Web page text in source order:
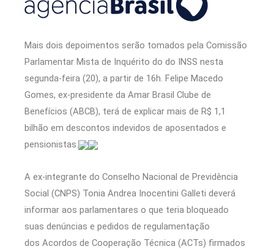
Mais dois depoimentos serão tomados pela Comissão
Parlamentar Mista de Inquérito do do INSS nesta
segunda-feira (20), a partir de 16h. Felipe Macedo
Gomes, ex-presidente da Amar Brasil Clube de
Benefícios (ABCB), terá de explicar mais de R$ 1,1
bilhão em descontos indevidos de aposentados e
pensionistas.
A ex-integrante do Conselho Nacional de Previdência
Social (CNPS) Tonia Andrea Inocentini Galleti deverá
informar aos parlamentares o que teria bloqueado
suas denúncias e pedidos de regulamentação
dos Acordos de Cooperação Técnica (ACTs) firmados